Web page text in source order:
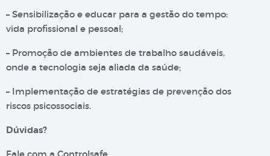
– Sensibilização e educar para a gestão do tempo:
vida profissional e pessoal;
– Promoção de ambientes de trabalho saudáveis,
onde a tecnologia seja aliada da saúde;
– Implementação de estratégias de prevenção dos
riscos psicossociais.
Dúvidas?